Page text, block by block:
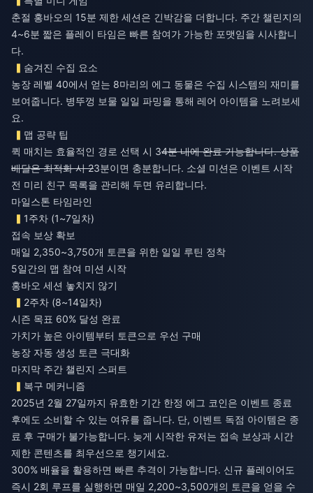
춘절 홍바오의 15분 제한 세션은 긴박감을 더합니다. 주간 챌린지의
4~6분 짧은 플레이 타임은 빠른 참여가 가능한 포맷임을 시사합니
다.
숨겨진 수집 요소
농장 레벨 40에서 얻는 8마리의 에그 동물은 수집 시스템의 재미를
보여줍니다. 병뚜껑 보물 일일 파밍을 통해 레어 아이템을 노려보세
요.
맵 공략 팁
퀵 매치는 효율적인 경로 선택 시 34분 내에 완료 가능합니다. 상품
배달은 최적화 시 23분이면 충분합니다. 소셜 미션은 이벤트 시작
전 미리 친구 목록을 관리해 두면 유리합니다.
마일스톤 타임라인
1주차 (1~7일차)
접속 보상 확보
매일 2,350~3,750개 토큰을 위한 일일 루틴 정착
5일간의 맵 참여 미션 시작
홍바오 세션 놓치지 않기
2주차 (8~14일차)
시즌 목표 60% 달성 완료
가치가 높은 아이템부터 토큰으로 우선 구매
농장 자동 생성 토큰 극대화
마지막 주간 챌린지 스퍼트
복구 메커니즘
2025년 2월 27일까지 유효한 기간 한정 에그 코인은 이벤트 종료
후에도 소비할 수 있는 여유를 줍니다. 단, 이벤트 독점 아이템은 종
료 후 구매가 불가능합니다. 늦게 시작한 유저는 접속 보상과 시간
제한 콘텐츠를 최우선으로 챙기세요.
300% 배율을 활용하면 빠른 추격이 가능합니다. 신규 플레이어도
즉시 2회 루프를 실행하면 매일 2,200~3,500개의 토큰을 얻을 수